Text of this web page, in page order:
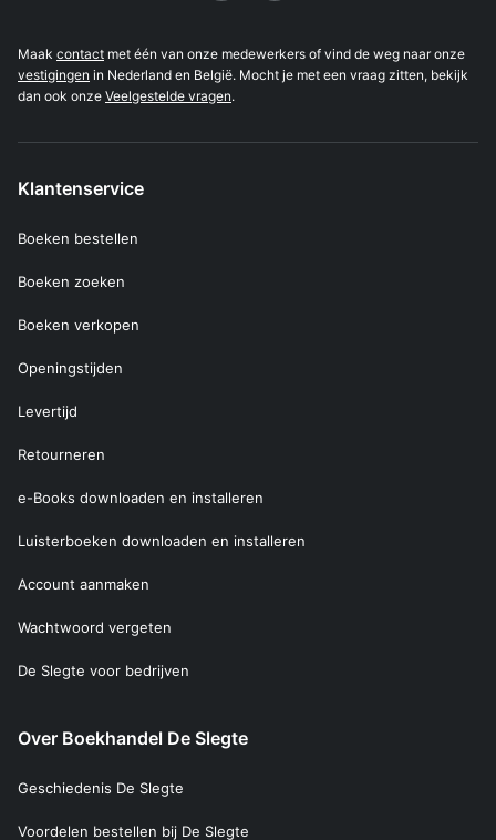
Maak contact met één van onze medewerkers of vind de weg naar onze
vestigingen in Nederland en België. Mocht je met een vraag zitten, bekijk
dan ook onze Veelgestelde vragen.
Klantenservice
Boeken bestellen
Boeken zoeken
Boeken verkopen
Openingstijden
Levertijd
Retourneren
e-Books downloaden en installeren
Luisterboeken downloaden en installeren
Account aanmaken
Wachtwoord vergeten
De Slegte voor bedrijven
Over Boekhandel De Slegte
Geschiedenis De Slegte
Voordelen bestellen bij De Slegte